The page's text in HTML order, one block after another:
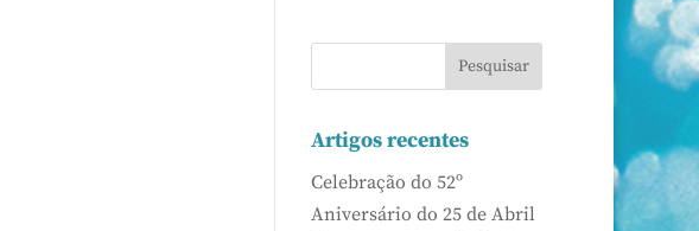
Artigos recentes
Celebração do 52º
Aniversário do 25 de Abril